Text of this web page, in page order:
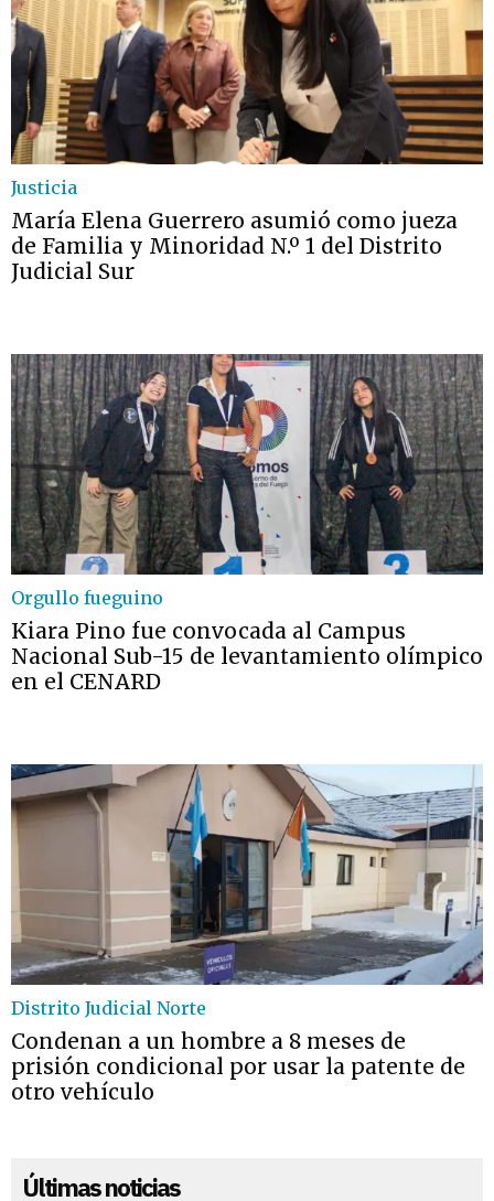
Justicia
María Elena Guerrero asumió como jueza
de Familia y Minoridad N.º 1 del Distrito
Judicial Sur
Orgullo fueguino
Kiara Pino fue convocada al Campus
Nacional Sub-15 de levantamiento olímpico
en el CENARD
Distrito Judicial Norte
Condenan a un hombre a 8 meses de
prisión condicional por usar la patente de
otro vehículo
Últimas noticias